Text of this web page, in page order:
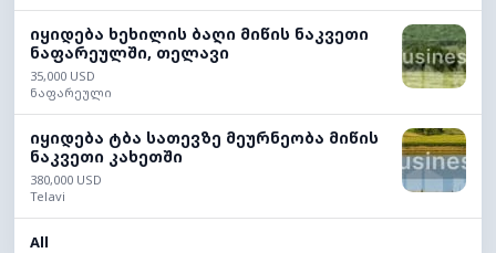
იყიდება ხეხილის ბაღი მიწის ნაკვეთი
ნაფარეულში, თელავი
35,000 USD
ნაფარეული
იყიდება ტბა სათევზე მეურნეობა მიწის
ნაკვეთი კახეთში
380,000 USD
Telavi
All